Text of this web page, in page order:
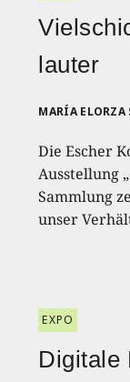
lauter
MARÍA ELORZA
Die Escher
Ausstellung
Sammlung
unser
EXPO
Digitale